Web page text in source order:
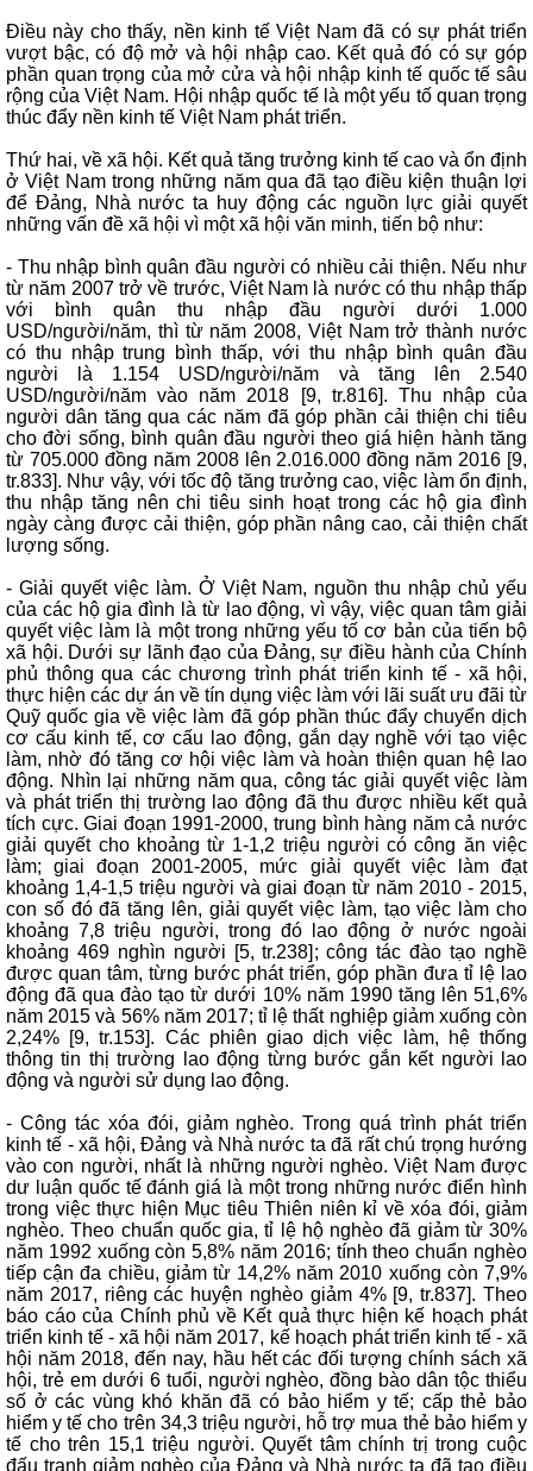
Điều này cho thấy, nền kinh tế Việt Nam đã có sự phát triển
vượt bậc, có độ mở và hội nhập cao. Kết quả đó có sự góp
phần quan trọng của mở cửa và hội nhập kinh tế quốc tế sâu
rộng của Việt Nam. Hội nhập quốc tế là một yếu tố quan trọng
thúc đẩy nền kinh tế Việt Nam phát triển.
Thứ hai, về xã hội. Kết quả tăng trưởng kinh tế cao và ổn định
ở Việt Nam trong những năm qua đã tạo điều kiện thuận lợi
để Đảng, Nhà nước ta huy động các nguồn lực giải quyết
những vấn đề xã hội vì một xã hội văn minh, tiến bộ như:
- Thu nhập bình quân đầu người có nhiều cải thiện. Nếu như
từ năm 2007 trở về trước, Việt Nam là nước có thu nhập thấp
với bình quân thu nhập đầu người dưới 1.000
USD/người/năm, thì từ năm 2008, Việt Nam trở thành nước
có thu nhập trung bình thấp, với thu nhập bình quân đầu
người là 1.154 USD/người/năm và tăng lên 2.540
USD/người/năm vào năm 2018 [9, tr.816]. Thu nhập của
người dân tăng qua các năm đã góp phần cải thiện chi tiêu
cho đời sống, bình quân đầu người theo giá hiện hành tăng
từ 705.000 đồng năm 2008 lên 2.016.000 đồng năm 2016 [9,
tr.833]. Như vậy, với tốc độ tăng trưởng cao, việc làm ổn định,
thu nhập tăng nên chi tiêu sinh hoạt trong các hộ gia đình
ngày càng được cải thiện, góp phần nâng cao, cải thiện chất
lượng sống.
- Giải quyết việc làm. Ở Việt Nam, nguồn thu nhập chủ yếu
của các hộ gia đình là từ lao động, vì vậy, việc quan tâm giải
quyết việc làm là một trong những yếu tố cơ bản của tiến bộ
xã hội. Dưới sự lãnh đạo của Đảng, sự điều hành của Chính
phủ thông qua các chương trình phát triển kinh tế - xã hội,
thực hiện các dự án về tín dụng việc làm với lãi suất ưu đãi từ
Quỹ quốc gia về việc làm đã góp phần thúc đẩy chuyển dịch
cơ cấu kinh tế, cơ cấu lao động, gắn dạy nghề với tạo việc
làm, nhờ đó tăng cơ hội việc làm và hoàn thiện quan hệ lao
động. Nhìn lại những năm qua, công tác giải quyết việc làm
và phát triển thị trường lao động đã thu được nhiều kết quả
tích cực. Giai đoạn 1991-2000, trung bình hàng năm cả nước
giải quyết cho khoảng từ 1-1,2 triệu người có công ăn việc
làm; giai đoạn 2001-2005, mức giải quyết việc làm đạt
khoảng 1,4-1,5 triệu người và giai đoạn từ năm 2010 - 2015,
con số đó đã tăng lên, giải quyết việc làm, tạo việc làm cho
khoảng 7,8 triệu người, trong đó lao động ở nước ngoài
khoảng 469 nghìn người [5, tr.238]; công tác đào tạo nghề
được quan tâm, từng bước phát triển, góp phần đưa tỉ lệ lao
động đã qua đào tạo từ dưới 10% năm 1990 tăng lên 51,6%
năm 2015 và 56% năm 2017; tỉ lệ thất nghiệp giảm xuống còn
2,24% [9, tr.153]. Các phiên giao dịch việc làm, hệ thống
thông tin thị trường lao động từng bước gắn kết người lao
động và người sử dụng lao động.
- Công tác xóa đói, giảm nghèo. Trong quá trình phát triển
kinh tế - xã hội, Đảng và Nhà nước ta đã rất chú trọng hướng
vào con người, nhất là những người nghèo. Việt Nam được
dư luận quốc tế đánh giá là một trong những nước điển hình
trong việc thực hiện Mục tiêu Thiên niên kỉ về xóa đói, giảm
nghèo. Theo chuẩn quốc gia, tỉ lệ hộ nghèo đã giảm từ 30%
năm 1992 xuống còn 5,8% năm 2016; tính theo chuẩn nghèo
tiếp cận đa chiều, giảm từ 14,2% năm 2010 xuống còn 7,9%
năm 2017, riêng các huyện nghèo giảm 4% [9, tr.837]. Theo
báo cáo của Chính phủ về Kết quả thực hiện kế hoạch phát
triển kinh tế - xã hội năm 2017, kế hoạch phát triển kinh tế - xã
hội năm 2018, đến nay, hầu hết các đối tượng chính sách xã
hội, trẻ em dưới 6 tuổi, người nghèo, đồng bào dân tộc thiểu
số ở các vùng khó khăn đã có bảo hiểm y tế; cấp thẻ bảo
hiểm y tế cho trên 34,3 triệu người, hỗ trợ mua thẻ bảo hiểm y
tế cho trên 15,1 triệu người. Quyết tâm chính trị trong cuộc
đấu tranh giảm nghèo của Đảng và Nhà nước ta đã tạo điều